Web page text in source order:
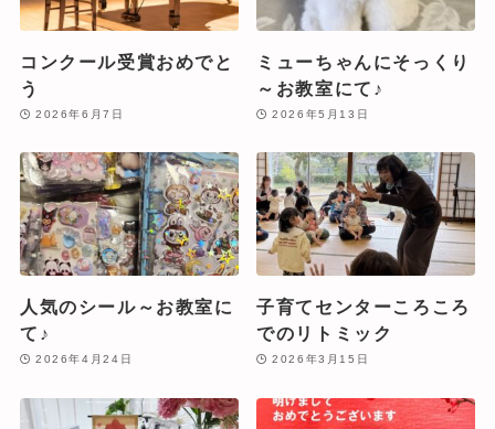
コンクール受賞おめでと
う
2026年6月7日
ミューちゃんにそっくり
～お教室にて♪
2026年5月13日
人気のシール～お教室に
て♪
2026年4月24日
子育てセンターころころ
でのリトミック
2026年3月15日